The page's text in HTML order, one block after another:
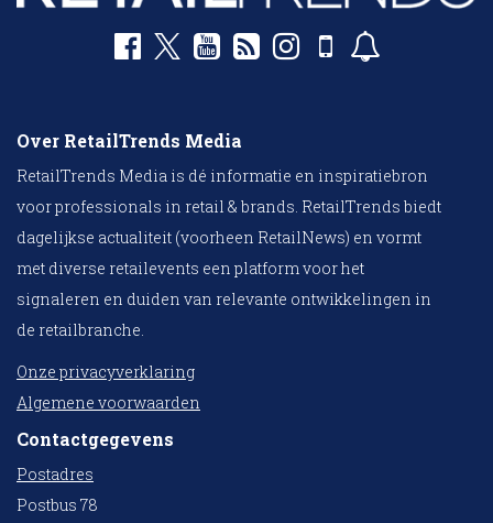
Over RetailTrends Media
RetailTrends Media is dé informatie en inspiratiebron
voor professionals in retail & brands. RetailTrends biedt
dagelijkse actualiteit (voorheen RetailNews) en vormt
met diverse retailevents een platform voor het
signaleren en duiden van relevante ontwikkelingen in
de retailbranche.
Onze privacyverklaring
Algemene voorwaarden
Contactgegevens
Postadres
Postbus 78